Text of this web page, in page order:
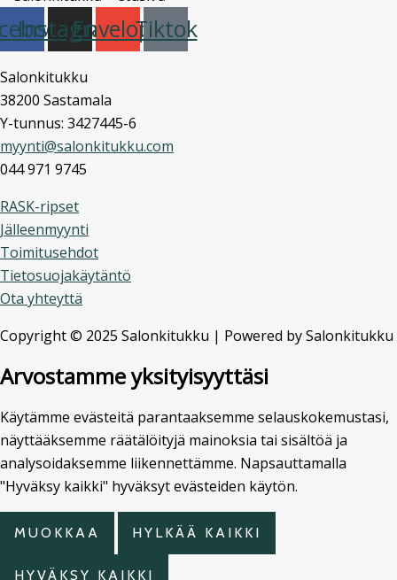
Instagram
EnvelopeTiktok
Salonkitukku
38200 Sastamala
Y-tunnus: 3427445-6
myynti@salonkitukku.com
044 971 9745
RASK-ripset
Jälleenmyynti
Toimitusehdot
Tietosuojakäytäntö
Ota yhteyttä
Copyright © 2025 Salonkitukku | Powered by Salonkitukku
Arvostamme yksityisyyttäsi
Käytämme evästeitä parantaaksemme selauskokemustasi,
näyttääksemme räätälöityjä mainoksia tai sisältöä ja
analysoidaksemme liikennettämme. Napsauttamalla
"Hyväksy kaikki" hyväksyt evästeiden käytön.
MUOKKAA HYLKÄÄ KAIKKI
HYVÄKSY KAIKKI